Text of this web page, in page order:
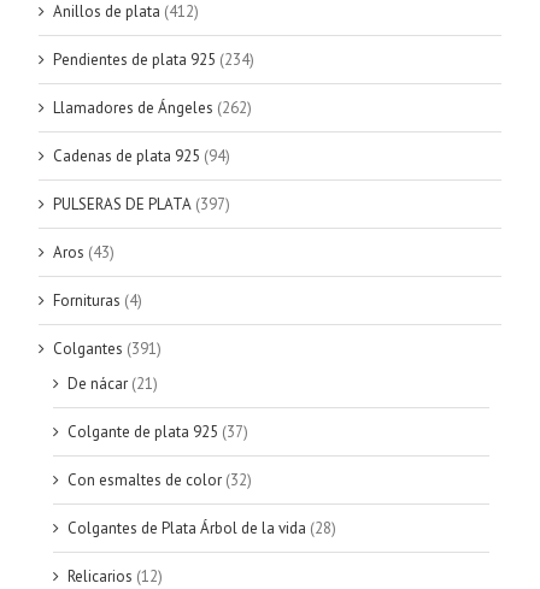
Anillos de plata (412)
Pendientes de plata 925 (234)
Llamadores de Ángeles (262)
Cadenas de plata 925 (94)
PULSERAS DE PLATA (397)
Aros (43)
Fornituras (4)
Colgantes (391)
De nácar (21)
Colgante de plata 925 (37)
Con esmaltes de color (32)
Colgantes de Plata Árbol de la vida (28)
Relicarios (12)